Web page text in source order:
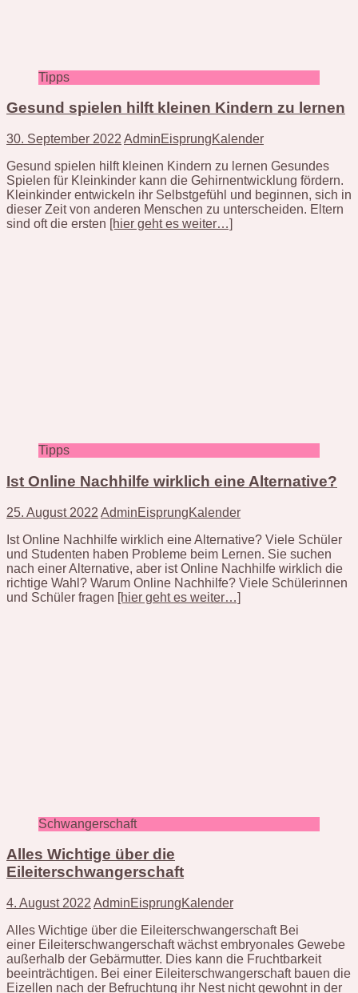
Tipps
Gesund spielen hilft kleinen Kindern zu lernen
30. September 2022 AdminEisprungKalender
Gesund spielen hilft kleinen Kindern zu lernen Gesundes
Spielen für Kleinkinder kann die Gehirnentwicklung fördern.
Kleinkinder entwickeln ihr Selbstgefühl und beginnen, sich in
dieser Zeit von anderen Menschen zu unterscheiden. Eltern
sind oft die ersten [hier geht es weiter…]
Tipps
Ist Online Nachhilfe wirklich eine Alternative?
25. August 2022 AdminEisprungKalender
Ist Online Nachhilfe wirklich eine Alternative? Viele Schüler
und Studenten haben Probleme beim Lernen. Sie suchen
nach einer Alternative, aber ist Online Nachhilfe wirklich die
richtige Wahl? Warum Online Nachhilfe? Viele Schülerinnen
und Schüler fragen [hier geht es weiter…]
Schwangerschaft
Alles Wichtige über die
Eileiterschwangerschaft
4. August 2022 AdminEisprungKalender
Alles Wichtige über die Eileiterschwangerschaft Bei
einer Eileiterschwangerschaft wächst embryonales Gewebe
außerhalb der Gebärmutter. Dies kann die Fruchtbarkeit
beeinträchtigen. Bei einer Eileiterschwangerschaft bauen die
Eizellen nach der Befruchtung ihr Nest nicht gewohnt in der